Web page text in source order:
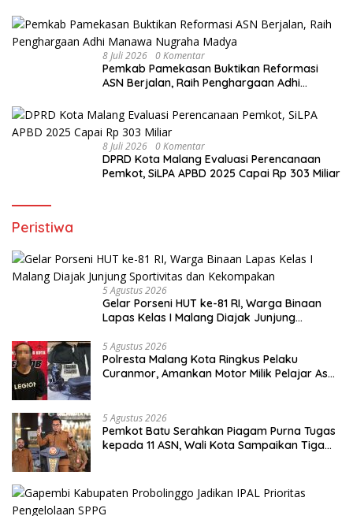
8 Juli 2026 0 Komentar
Pemkab Pamekasan Buktikan Reformasi
ASN Berjalan, Raih Penghargaan Adhi
8 Juli 2026 0 Komentar
DPRD Kota Malang Evaluasi Perencanaan
Pemkot, SiLPA APBD 2025 Capai Rp 303 Miliar
Peristiwa
5 Agustus 2026
Gelar Porseni HUT ke-81 RI, Warga Binaan
Lapas Kelas I Malang Diajak Junjung
5 Agustus 2026
Polresta Malang Kota Ringkus Pelaku
Curanmor, Amankan Motor Milik Pelajar Asal
5 Agustus 2026
Pemkot Batu Serahkan Piagam Purna Tugas
kepada 11 ASN, Wali Kota Sampaikan Tiga